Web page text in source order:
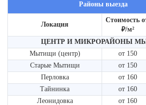
Районы выезда
Локация
Стоимость
₽/м²
ЦЕНТР И МИКРОРАЙОНЫ
Мытищи (центр)
от 150
Старые Мытищи
от 150
Перловка
от 160
Тайнинка
от 160
Леонидовка
от 160